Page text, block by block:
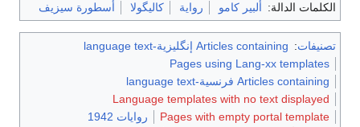
الكلمات الدالة: ألبير كامو رواية كاليگولا أسطورة سيزيف
تصنيفات: Articles containing إنگليزية-language text
Pages using Lang-xx templates
Articles containing فرنسية-language text
Language templates with no text displayed
Pages with empty portal template
روايات 1942